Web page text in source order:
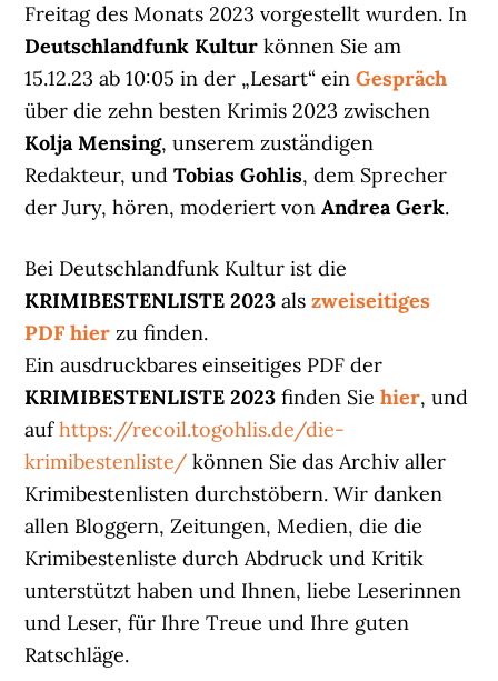
Freitag des Monats 2023 vorgestellt wurden. In
Deutschlandfunk Kultur können Sie am
15.12.23 ab 10:05 in der „Lesart“ einGespräch
über die zehn besten Krimis 2023 zwischen
Kolja Mensing, unserem zuständigen
Redakteur, undTobias Gohlis, dem Sprecher
der Jury, hören, moderiert vonAndrea Gerk.
Bei Deutschlandfunk Kultur ist die
KRIMIBESTENLISTE 2023 alszweiseitiges
PDF hier zu finden.
Ein ausdruckbares einseitiges PDF der
KRIMIBESTENLISTE 2023 finden Siehier, und
aufhttps://recoil.togohlis.de/die-
krimibestenliste/ können Sie das Archiv aller
Krimibestenlisten durchstöbern. Wir danken
allen Bloggern, Zeitungen, Medien, die die
Krimibestenliste durch Abdruck und Kritik
unterstützt haben und Ihnen, liebe Leserinnen
und Leser, für Ihre Treue und Ihre guten
Ratschläge.